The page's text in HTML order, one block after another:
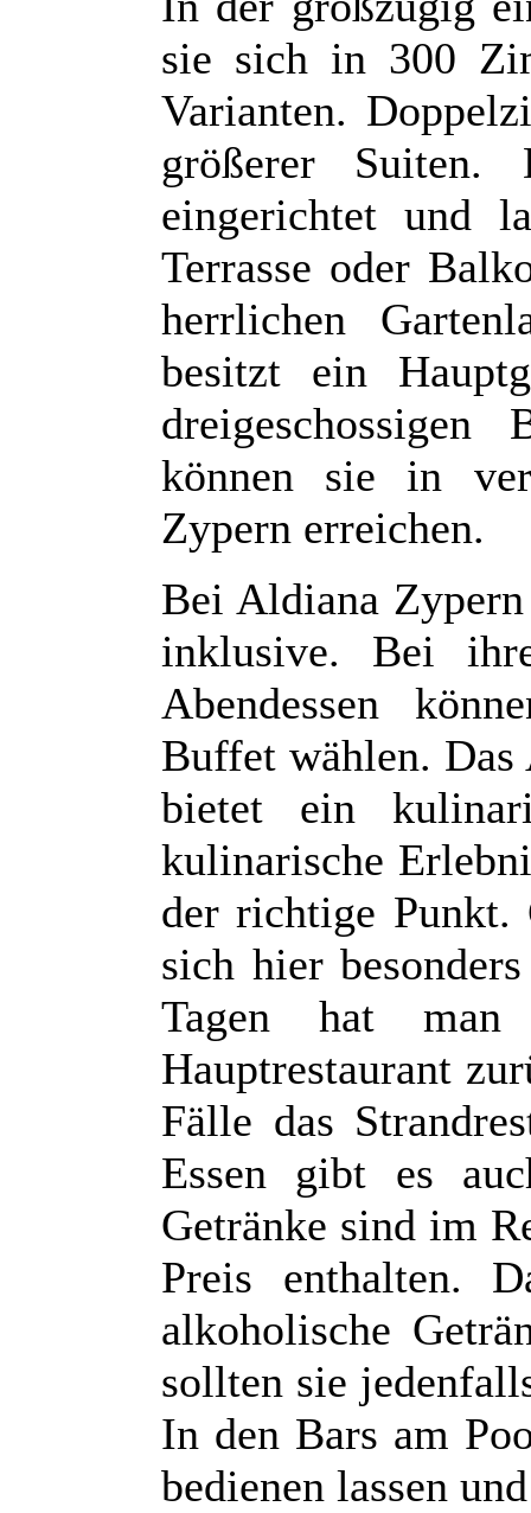
sie sich in 300
Varianten.
größerer
eingerichtet und
Terrasse oder
herrlichen
besitzt ein
können sie in
Zypern erreichen.
Bei Aldiana
inklusive. Bei
Abendessen
Buffet wählen. Das
bietet ein
kulinarische
der richtige Punkt.
sich hier
Tagen hat
Hauptrestaurant
Fälle das
Essen gibt es
Getränke sind im
Preis enthalten.
alkoholische
sollten sie
In den Bars am
bedienen lassen